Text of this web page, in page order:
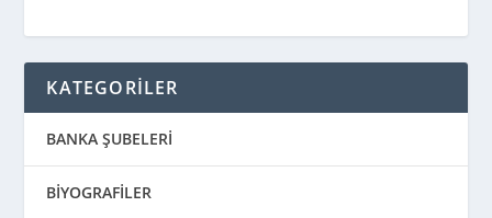
KATEGORİLER
BANKA ŞUBELERİ
BİYOGRAFİLER